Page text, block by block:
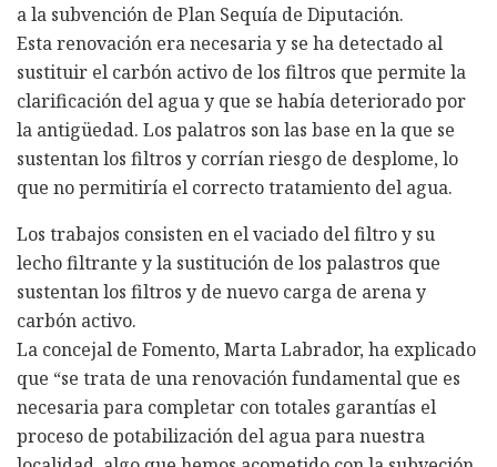
a la subvención de Plan Sequía de Diputación.
Esta renovación era necesaria y se ha detectado al
sustituir el carbón activo de los filtros que permite la
clarificación del agua y que se había deteriorado por
la antigüedad. Los palatros son las base en la que se
sustentan los filtros y corrían riesgo de desplome, lo
que no permitiría el correcto tratamiento del agua.
Los trabajos consisten en el vaciado del filtro y su
lecho filtrante y la sustitución de los palastros que
sustentan los filtros y de nuevo carga de arena y
carbón activo.
La concejal de Fomento, Marta Labrador, ha explicado
que “se trata de una renovación fundamental que es
necesaria para completar con totales garantías el
proceso de potabilización del agua para nuestra